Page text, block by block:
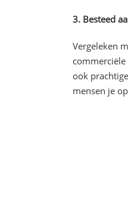
3. Besteed
Vergeleken
ook
mensen je